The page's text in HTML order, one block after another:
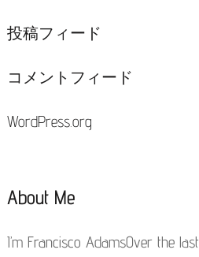
投稿フィード
コメントフィード
WordPress.org
About Me
I’m Francisco AdamsOver the